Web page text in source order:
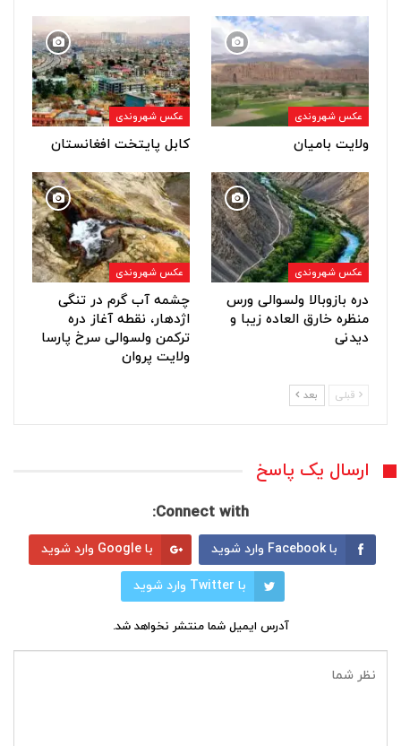
عکس شهروندی
ولایت بامیان
عکس شهروندی
کابل پایتخت افغانستان
عکس شهروندی
دره بازوبالا ولسوالی ورس
منظره خارق العاده زیبا و
دیدنی
عکس شهروندی
چشمه آب گرم در تنگی
اژدهار، نقطه آغاز دره
ترکمن ولسوالی سرخ پارسا
ولایت پروان
قبلی بعد
ارسال یک پاسخ
Connect with:
با Facebook وارد شوید با Google وارد شوید
با Twitter وارد شوید
آدرس ایمیل شما منتشر نخواهد شد.